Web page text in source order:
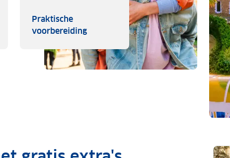
Barcelona
Praktische
voorbereidingPraktische voorbereiding